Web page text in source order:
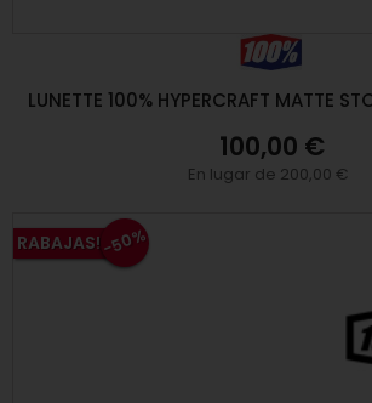
LUNETTE 100% HYPERCRAFT MATTE
100,00 €
En lugar de 200,00 €
RABAJAS!-50%